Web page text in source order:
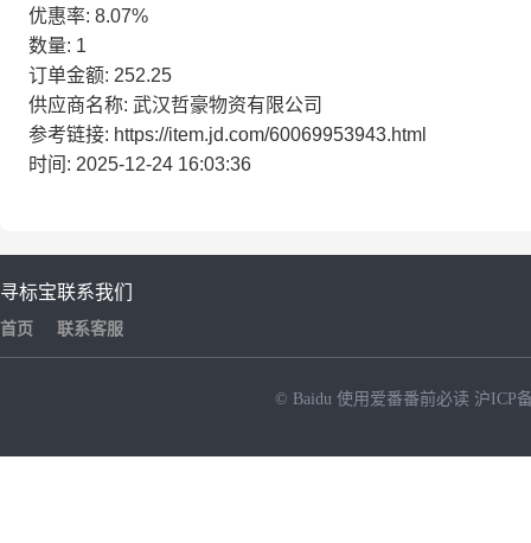
优惠率: 8.07%
数量: 1
订单金额: 252.25
供应商名称: 武汉哲豪物资有限公司
参考链接: https://item.jd.com/60069953943.html
时间: 2025-12-24 16:03:36
寻标宝
首页
联系我们
联系客服
© Baidu 使用爱番番前必读 沪ICP